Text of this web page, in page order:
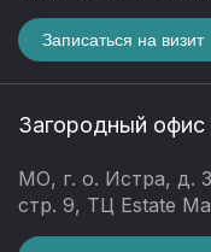
Записаться на визит
Загородный офис
МО, г. о. Истра, д.
стр. 9, ТЦ Estate